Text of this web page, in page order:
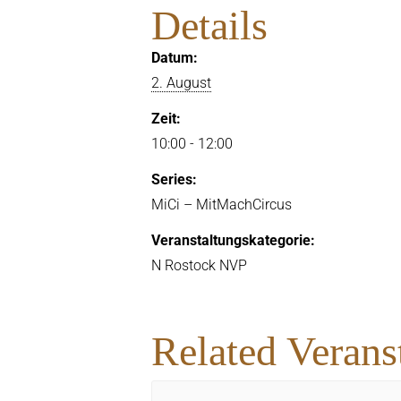
Details
Datum:
2. August
Zeit:
10:00 - 12:00
Series:
MiCi – MitMachCircus
Veranstaltungskategorie:
N Rostock NVP
Related